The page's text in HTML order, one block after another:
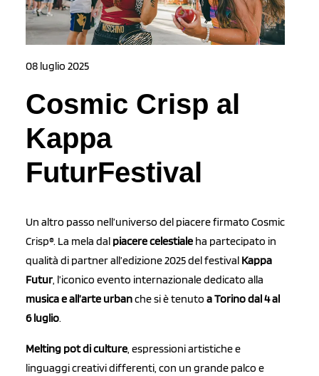
08 luglio 2025
Cosmic Crisp al
Kappa
FuturFestival
Un altro passo nell’universo del piacere firmato Cosmic
Crisp®. La mela dal piacere celestiale ha partecipato in
qualità di partner all’edizione 2025 del festival Kappa
Futur, l’iconico evento internazionale dedicato alla
musica e all’arte urbanche si è tenuto a Torino dal 4 al
6 luglio.
Melting pot di culture, espressioni artistiche e
linguaggi creativi differenti, con un grande palco e